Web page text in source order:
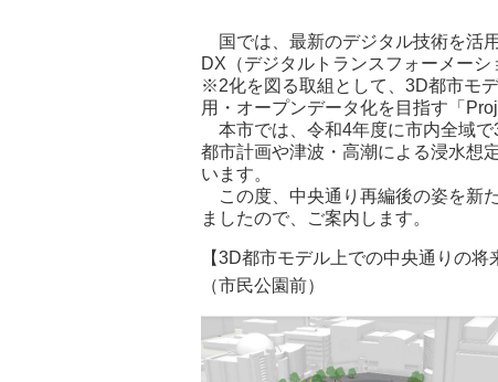
国では、最新のデジタル技術を活
DX（デジタルトランスフォーメー
※2化を図る取組として、3D都市モ
用・オープンデータ化を目指す「
本市では、令和4年度に市内全域で
都市計画や津波・高潮による浸水想
います。
この度、中央通り再編後の姿を新
ましたので、ご案内します。
【3D都市モデル上での中央通りの将
（市民公園前） （